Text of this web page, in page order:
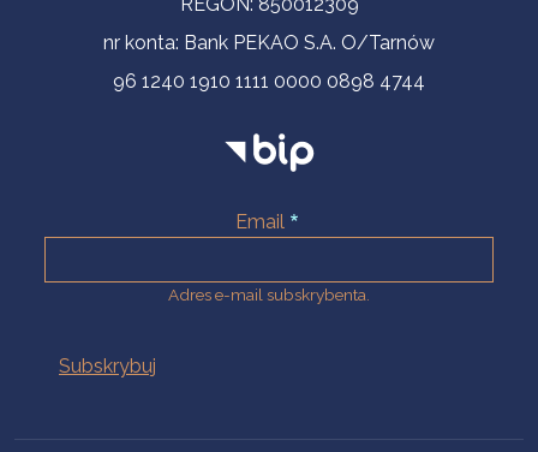
nr konta: Bank PEKAO S.A. O/Tarnów
96 1240 1910 1111 0000 0898 4744
Email
Adres e-mail subskrybenta.